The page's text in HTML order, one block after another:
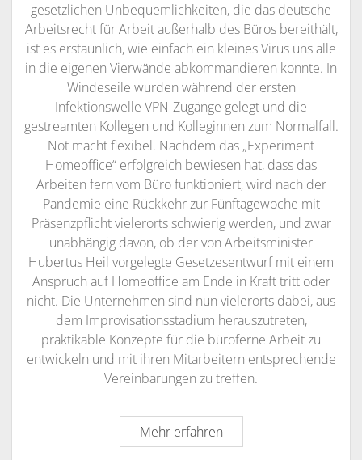
gesetzlichen Unbequemlichkeiten, die das deutsche
Arbeitsrecht für Arbeit außerhalb des Büros bereithält,
ist es erstaunlich, wie einfach ein kleines Virus uns alle
in die eigenen Vierwände abkommandieren konnte. In
Windeseile wurden während der ersten
Infektionswelle VPN-Zugänge gelegt und die
gestreamten Kollegen und Kolleginnen zum Normalfall.
Not macht flexibel. Nachdem das „Experiment
Homeoffice“ erfolgreich bewiesen hat, dass das
Arbeiten fern vom Büro funktioniert, wird nach der
Pandemie eine Rückkehr zur Fünftagewoche mit
Präsenzpflicht vielerorts schwierig werden, und zwar
unabhängig davon, ob der von Arbeitsminister
Hubertus Heil vorgelegte Gesetzesentwurf mit einem
Anspruch auf Homeoffice am Ende in Kraft tritt oder
nicht. Die Unternehmen sind nun vielerorts dabei, aus
dem Improvisationsstadium herauszutreten,
praktikable Konzepte für die büroferne Arbeit zu
entwickeln und mit ihren Mitarbeitern entsprechende
Vereinbarungen zu treffen.
Mehr erfahrenHome
sweet